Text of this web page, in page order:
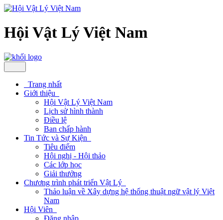
Hội Vật Lý Việt Nam
Trang nhất
Giới thiệu
Hội Vật Lý Việt Nam
Lịch sử hình thành
Điều lệ
Ban chấp hành
Tin Tức và Sự Kiện
Tiêu điểm
Hội nghị - Hội thảo
Các lớp học
Giải thưởng
Chương trình phát triển Vật Lý
Thảo luận về Xây dựng hệ thống thuật ngữ vật lý Việt
Nam
Hội Viên
Đăng nhập